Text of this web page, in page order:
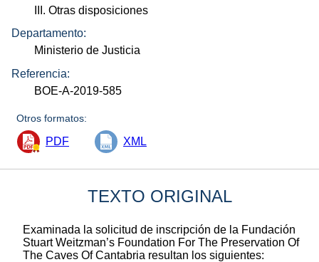
III. Otras disposiciones
Departamento:
Ministerio de Justicia
Referencia:
BOE-A-2019-585
Otros formatos:
PDF XML
TEXTO ORIGINAL
Examinada la solicitud de inscripción de la Fundación
Stuart Weitzman’s Foundation For The Preservation Of
The Caves Of Cantabria resultan los siguientes: